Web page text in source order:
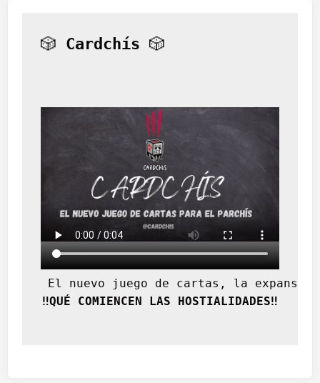
🎲 Cardchís 🎲
El nuevo juego de cartas, la
‼️QUÉ COMIENCEN LAS HOSTIALIDADES‼️